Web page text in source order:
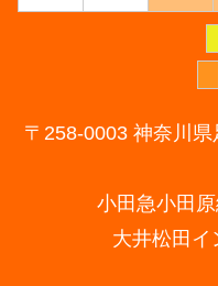
〒258-0003 神奈川
小田急小田
大井松田イ